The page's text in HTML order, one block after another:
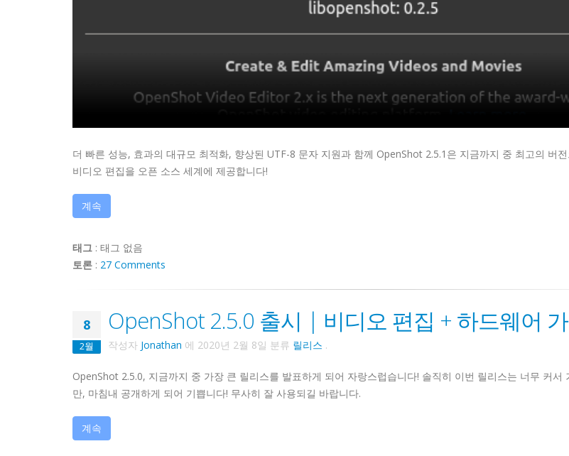
더 빠른 성능, 효과의 대규모 최적화, 향상된 UTF-8 문자 지원과 함께 OpenShot 2.5.1은 지금까지 중 최고의 버
비디오 편집을 오픈 소스 세계에 제공합니다!
계속
태그 : 태그 없음
토론 : 27 Comments
8
2월
OpenShot 2.5.0 출시 | 비디오 편집 + 하드웨어
작성자 Jonathan 에 2020년 2월 8일 분류 릴리스 .
OpenShot 2.5.0, 지금까지 중 가장 큰 릴리스를 발표하게 되어 자랑스럽습니다! 솔직히 이번 릴리스는 너무 커서
만, 마침내 공개하게 되어 기쁩니다! 무사히 잘 사용되길 바랍니다.
계속